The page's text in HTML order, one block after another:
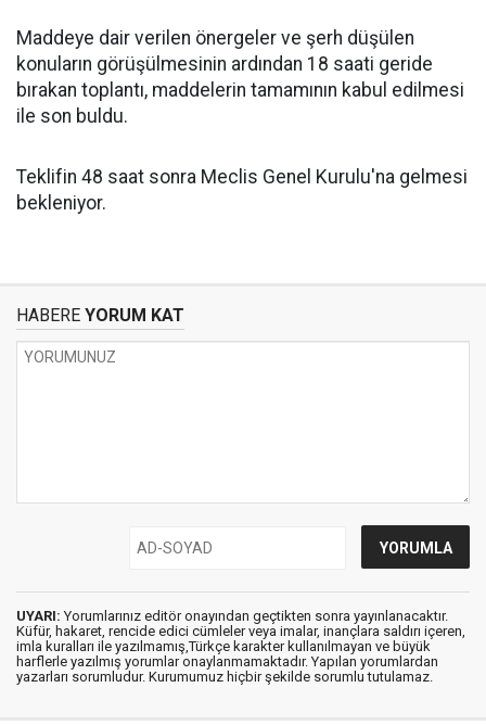
Maddeye dair verilen önergeler ve şerh düşülen
konuların görüşülmesinin ardından 18 saati geride
bırakan toplantı, maddelerin tamamının kabul edilmesi
ile son buldu.
Teklifin 48 saat sonra Meclis Genel Kurulu'na gelmesi
bekleniyor.
HABERE YORUM KAT
UYARI: Yorumlarınız editör onayından geçtikten sonra yayınlanacaktır.
Küfür, hakaret, rencide edici cümleler veya imalar, inançlara saldırı içeren,
imla kuralları ile yazılmamış,Türkçe karakter kullanılmayan ve büyük
harflerle yazılmış yorumlar onaylanmamaktadır. Yapılan yorumlardan
yazarları sorumludur. Kurumumuz hiçbir şekilde sorumlu tutulamaz.